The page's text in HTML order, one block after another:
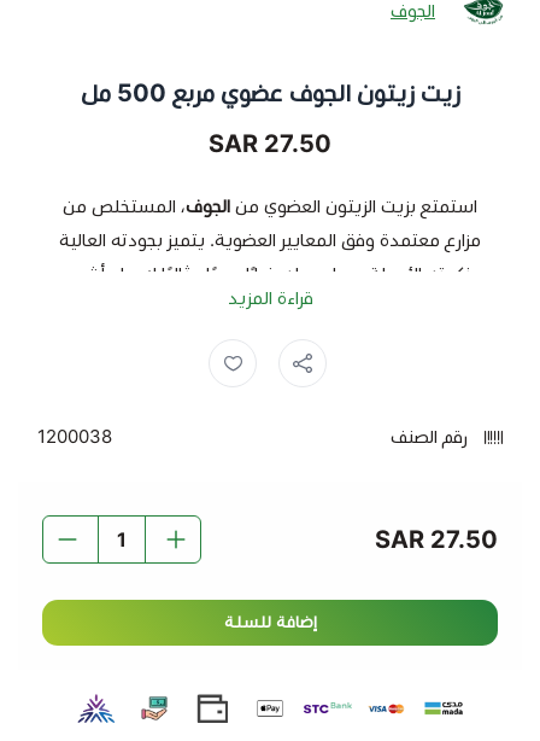
الجوف
زيت زيتون الجوف عضوي مربع 500 مل
27.50 SAR
استمتع بزيت الزيتون العضوي من الجوف، المستخلص من
مزارع معتمدة وفق المعايير العضوية. يتميز بجودته العالية
ونكهته الأصيلة، مما يجعله خيارًا صحيًا مثاليًا لإعداد أشهى
الأطباق.
المميزات:
عضوي معتمد
: مناسب للطهي، السلطات،
تصميم مربع عملي
زيت زيتون الجوف العضوي 500 مل - جودة مستدامة لنكهة
قراءة المزيد
رقم الصنف 1200038
27.50 SAR
إضافة للسلة